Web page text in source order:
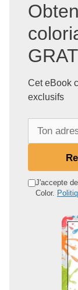
Cet eBook
exclusifs
d J'accepte
Color.